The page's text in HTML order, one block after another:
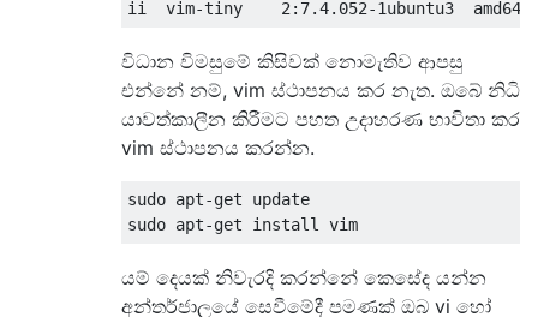
විධාන විමසුමේ කිසිවක් නොමැතිව ආපසු
එන්නේ නම්, vim ස්ථාපනය කර නැත. ඔබේ නිධි
යාවත්කාලීන කිරීමට පහත උදාහරණ භාවිතා කර
vim ස්ථාපනය කරන්න.
sudo apt-get update
යම් දෙයක් නිවැරදි කරන්නේ කෙසේද යන්න
අන්තර්ජාලයේ සෙවීමේදී පමණක් ඔබ vi හෝ